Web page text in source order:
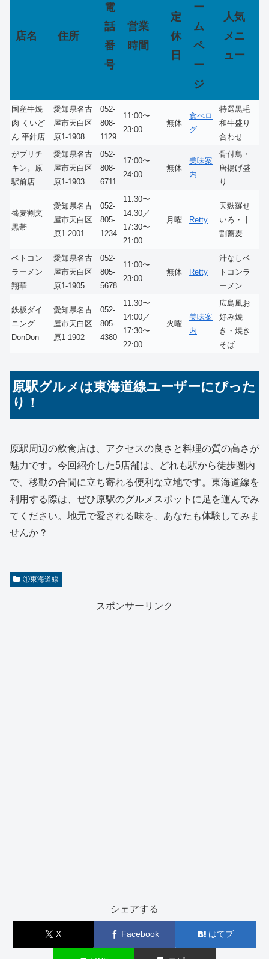
店名 住所
電
話
番
号
営業
時間
定
休
日
ー
ム
ペ
ー
ジ
人気
メニ
ュー
国産牛焼
肉 くいど
ん 平針店
愛知県名古
屋市天白区
原1-1908
052-
808-
1129
11:00〜
23:00
無休
食べロ
グ
特選黒毛
和牛盛り
合わせ
がブリチ
キン。原
駅前店
愛知県名古
屋市天白区
原1-1903
052-
808-
6711
17:00〜
24:00
無休
美味案
内
骨付鳥・
唐揚げ盛
り
蕎麦割烹
黒帯
愛知県名古
屋市天白区
原1-2001
052-
805-
1234
11:30〜
14:30／
17:30〜
21:00
月曜 Retty
天麩羅せ
いろ・十
割蕎麦
ベトコン
ラーメン
翔華
愛知県名古
屋市天白区
原1-1905
052-
805-
5678
11:00〜
23:00
無休 Retty
汁なしベ
トコンラ
ーメン
鉄板ダイ
ニング
DonDon
愛知県名古
屋市天白区
原1-1902
052-
805-
4380
11:30〜
14:00／
17:30〜
22:00
火曜
美味案
内
広島風お
好み焼
き・焼き
そば
原駅グルメは東海道線ユーザーにぴった
り！
原駅周辺の飲食店は、アクセスの良さと料理の質の高さが
魅力です。今回紹介した5店舗は、どれも駅から徒歩圏内
で、移動の合間に立ち寄れる便利な立地です。東海道線を
利用する際は、ぜひ原駅のグルメスポットに足を運んでみ
てください。地元で愛される味を、あなたも体験してみま
せんか？
①東海道線
スポンサーリンク
シェアする
X Facebook はてブ